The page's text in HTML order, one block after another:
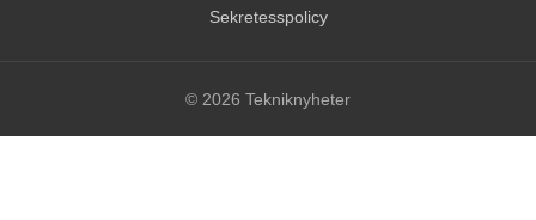
Sekretesspolicy
© 2026 Tekniknyheter